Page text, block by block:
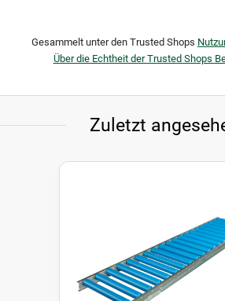
Gesammelt unter den Trusted Shops
Über die Echtheit der Trusted Shops
Zuletzt